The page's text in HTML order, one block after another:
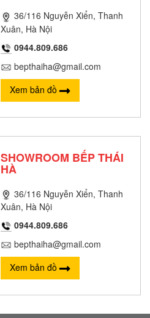
36/116 Nguyễn Xiển, Thanh
Xuân, Hà Nội
0944.809.686
bepthaiha@gmail.com
Xem bản đồ
SHOWROOM BẾP THÁI
HÀ
36/116 Nguyễn Xiển, Thanh
Xuân, Hà Nội
0944.809.686
bepthaiha@gmail.com
Xem bản đồ